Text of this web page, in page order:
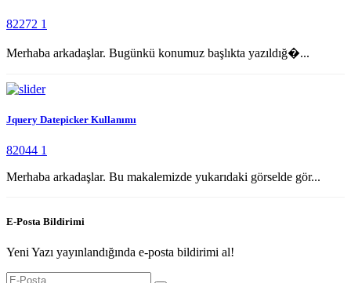
82272 1
Merhaba arkadaşlar. Bugünkü konumuz başlıkta yazıldığ�...
Jquery Datepicker Kullanımı
82044 1
Merhaba arkadaşlar. Bu makalemizde yukarıdaki görselde gör...
E-Posta Bildirimi
Yeni Yazı yayınlandığında e-posta bildirimi al!